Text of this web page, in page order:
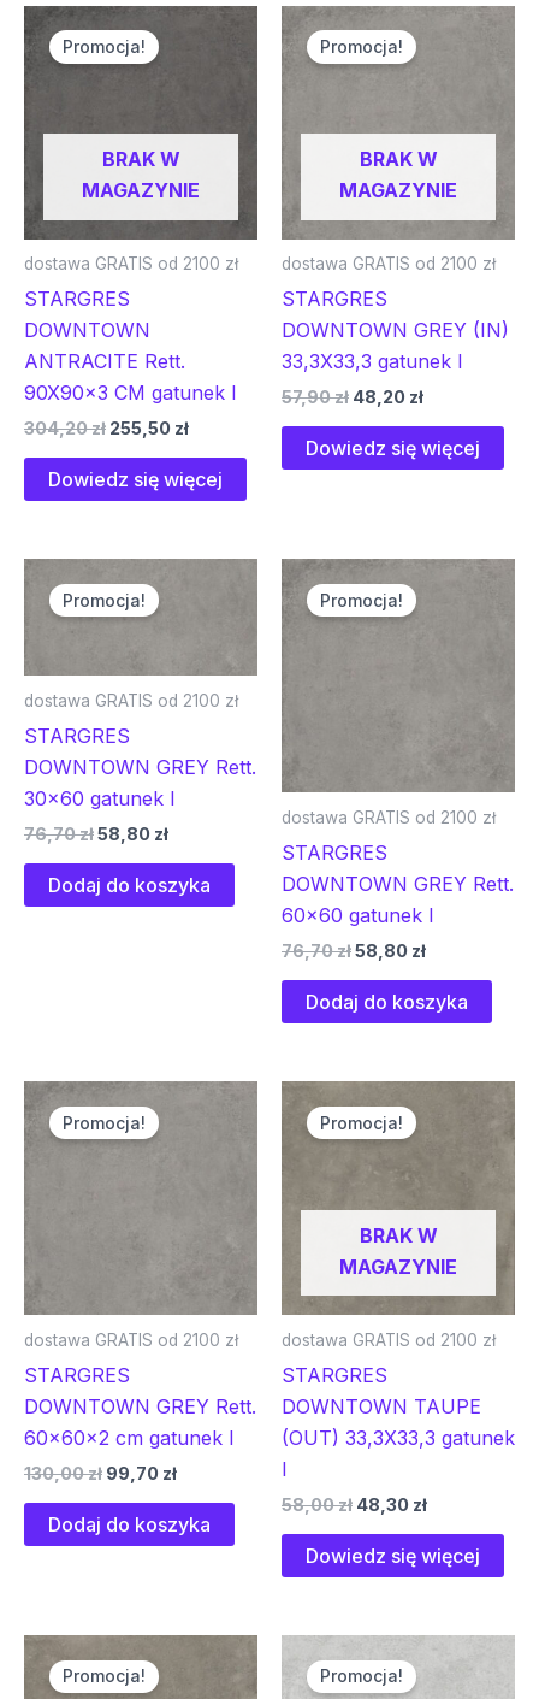
BRAK W
MAGAZYNIE
Promocja!
dostawa GRATIS od 2100 zł
STARGRES
DOWNTOWN
ANTRACITE Rett.
90X90x3 CM gatunek I
304,20zł
Pierwotna
cena
wynosiła:
255,50 zł
Dowiedz się więcej
BRAK W
MAGAZYNIE
Promocja!
dostawa GRATIS od 2100 zł
STARGRES
DOWNTOWN GREY (IN)
33,3X33,3 gatunek I
57,90zł
cena
wynosiła:
48,20 zł
Dowiedz się więcej
Promocja!
dostawa GRATIS od 2100 zł
STARGRES
DOWNTOWN GREY Rett.
30×60 gatunek I
76,70zł
cena
wynosiła:
58,80 zł
Dodaj do koszyka
Promocja!
dostawa GRATIS od 2100 zł
STARGRES
DOWNTOWN GREY Rett.
60×60 gatunek I
76,70zł
cena
wynosiła:
58,80 zł
Dodaj do koszyka
Promocja!
dostawa GRATIS od 2100 zł
STARGRES
DOWNTOWN GREY Rett.
60x60x2 cm gatunek I
130,00zł
cena
wynosiła:
99,70 zł
Dodaj do koszyka
BRAK W
MAGAZYNIE
Promocja!
dostawa GRATIS od 2100 zł
STARGRES
DOWNTOWN TAUPE
(OUT) 33,3X33,3 gatunek
I
58,00zł
cena
wynosiła:
48,30 zł
Dowiedz się więcej
Promocja!
cena
wynosiła:
Promocja!
cena
wynosiła: